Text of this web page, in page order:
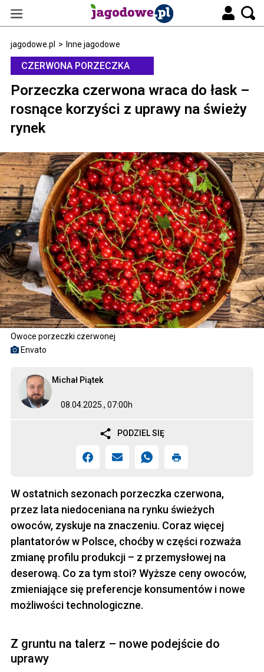
jagodowe.pl > Inne jagodowe
Owoce porzeczki czerwonej
Envato
CZERWONA PORZECZKA
Porzeczka czerwona wraca do łask –
rosnące korzyści z uprawy na świeży
rynek
08.04.2025., 07:00h
Michał Piątek
PODZIEL SIĘ
W ostatnich sezonach porzeczka czerwona,
przez lata niedoceniana na rynku świeżych
owoców, zyskuje na znaczeniu. Coraz więcej
plantatorów w Polsce, choćby w części rozważa
zmianę profilu produkcji – z przemysłowej na
deserową. Co za tym stoi? Wyższe ceny owoców,
zmieniające się preferencje konsumentów i nowe
możliwości technologiczne.
Z gruntu na talerz – nowe podejście do
uprawy